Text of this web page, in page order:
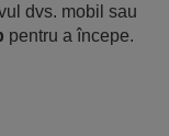
dvs. mobil sau
pentru a începe.